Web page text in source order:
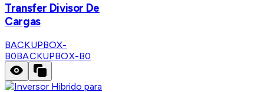
Transfer Divisor De
Cargas
BACKUPBOX-
B0BACKUPBOX-B0